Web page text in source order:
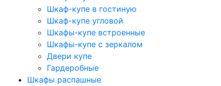
Шкаф-купе в гостиную
Шкаф-купе угловой
Шкафы-купе встроенные
Шкафы-купе с зеркалом
Двери купе
Гардеробные
Шкафы распашные